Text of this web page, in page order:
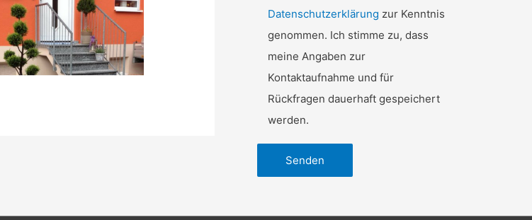
Datenschutzerklärung zur Kenntnis
genommen. Ich stimme zu, dass
meine Angaben zur
Kontaktaufnahme und für
Rückfragen dauerhaft gespeichert
werden.